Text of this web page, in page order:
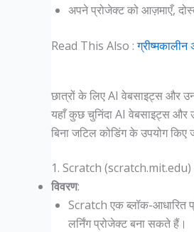
अपने प्रोजेक्ट को आज़माएँ,
Read This Also :
छात्रों के लिए AI वेबसाइट्स और
यहाँ कुछ चुनिंदा AI वेबसाइट्स और
बिना जटिल कोडिंग के उपयोग
1. Scratch
विवरण:
Scratch एक ब्लॉक-आधारित
लर्निंग प्रोजेक्ट बना सकते हैं।